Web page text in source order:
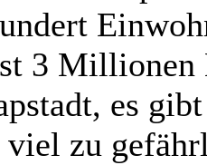
3 Millionen
es
viel zu